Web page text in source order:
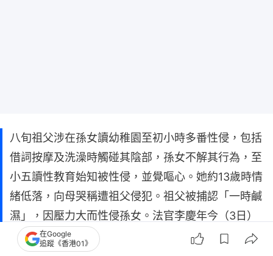
八旬祖父涉在孫女讀幼稚園至初小時多番性侵，包括
借詞按摩及洗澡時觸碰其陰部，孫女不解其行為，至
小五讀性教育始知被性侵，並覺嘔心。她約13歲時情
緒低落，向母哭稱遭祖父侵犯。祖父被捕認「一時鹹
濕」，因壓力大而性侵孫女。法官李慶年今（3日）
在區域法院判被告入獄2年，李官斥被告嚴重破壞誠
在Google
追蹤《香港01》